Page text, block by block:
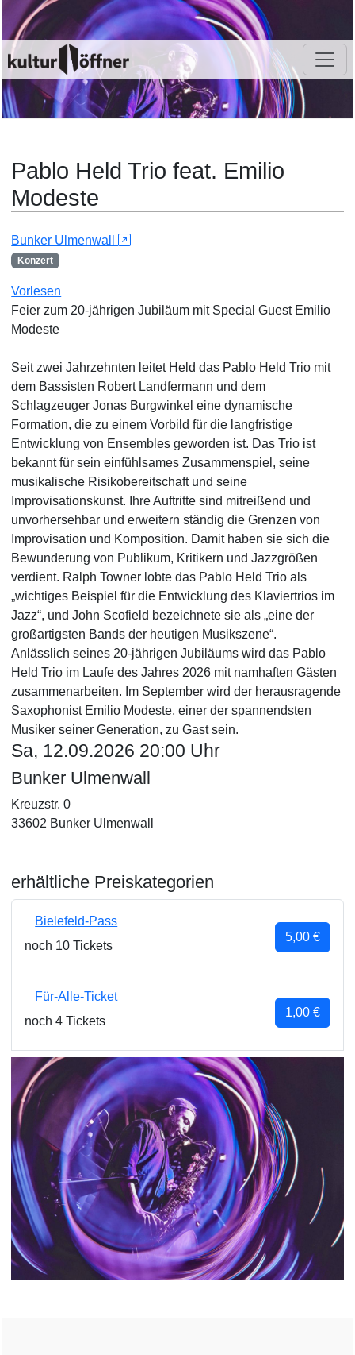
Pablo Held Trio feat. Emilio
Modeste
Bunker Ulmenwall
Konzert
Vorlesen
Feier zum 20-jährigen Jubiläum mit Special Guest Emilio
Modeste
Seit zwei Jahrzehnten leitet Held das Pablo Held Trio mit
dem Bassisten Robert Landfermann und dem
Schlagzeuger Jonas Burgwinkel eine dynamische
Formation, die zu einem Vorbild für die langfristige
Entwicklung von Ensembles geworden ist. Das Trio ist
bekannt für sein einfühlsames Zusammenspiel, seine
musikalische Risikobereitschaft und seine
Improvisationskunst. Ihre Auftritte sind mitreißend und
unvorhersehbar und erweitern ständig die Grenzen von
Improvisation und Komposition. Damit haben sie sich die
Bewunderung von Publikum, Kritikern und Jazzgrößen
verdient. Ralph Towner lobte das Pablo Held Trio als
„wichtiges Beispiel für die Entwicklung des Klaviertrios im
Jazz“, und John Scofield bezeichnete sie als „eine der
großartigsten Bands der heutigen Musikszene“.
Anlässlich seines 20-jährigen Jubiläums wird das Pablo
Held Trio im Laufe des Jahres 2026 mit namhaften Gästen
zusammenarbeiten. Im September wird der herausragende
Saxophonist Emilio Modeste, einer der spannendsten
Musiker seiner Generation, zu Gast sein.
Sa, 12.09.2026 20:00 Uhr
Bunker Ulmenwall
Kreuzstr. 0
33602 Bunker Ulmenwall
erhältliche Preiskategorien
Bielefeld-Pass
noch 10 Tickets
5,00 €
Für-Alle-Ticket
noch 4 Tickets
1,00 €